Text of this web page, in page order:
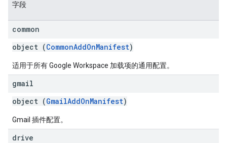
字段
common
object (CommonAddOnManifest)
适用于所有 Google Workspace 加载项的通用配置。
gmail
object (GmailAddOnManifest)
Gmail 插件配置。
drive